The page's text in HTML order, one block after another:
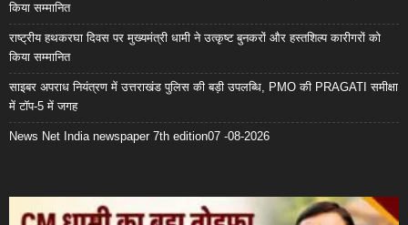
किया सम्मानित
राष्ट्रीय हथकरघा दिवस पर मुख्यमंत्री धामी ने उत्कृष्ट बुनकरों और हस्तशिल्प कारीगरों को
किया सम्मानित
साइबर अपराध नियंत्रण में उत्तराखंड पुलिस की बड़ी उपलब्धि, PMO की PRAGATI समीक्षा
में टॉप-5 में जगह
News Net India newspaper 7th edition07 -08-2026